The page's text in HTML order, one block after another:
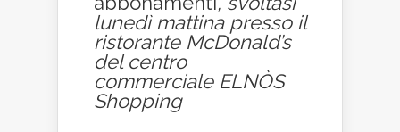
lunedì mattina presso il
ristorante McDonald’s
del centro
commerciale ELNÒS
Shopping